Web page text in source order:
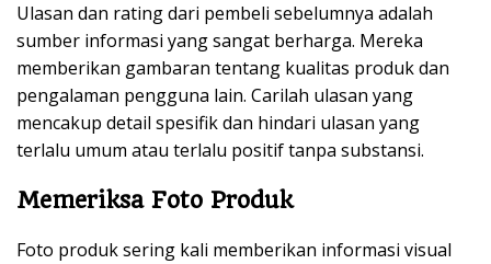
Ulasan dan rating dari pembeli sebelumnya adalah
sumber informasi yang sangat berharga. Mereka
memberikan gambaran tentang kualitas produk dan
pengalaman pengguna lain. Carilah ulasan yang
mencakup detail spesifik dan hindari ulasan yang
terlalu umum atau terlalu positif tanpa substansi.
Memeriksa Foto Produk
Foto produk sering kali memberikan informasi visual